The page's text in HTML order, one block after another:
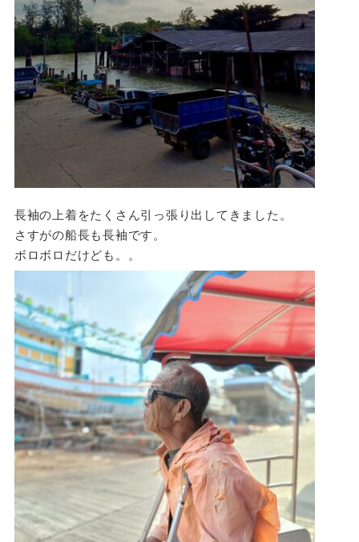
長袖の上着をたくさん引っ張り出してきました。
さすがの船長も長袖です。
ボロボロだけども。。